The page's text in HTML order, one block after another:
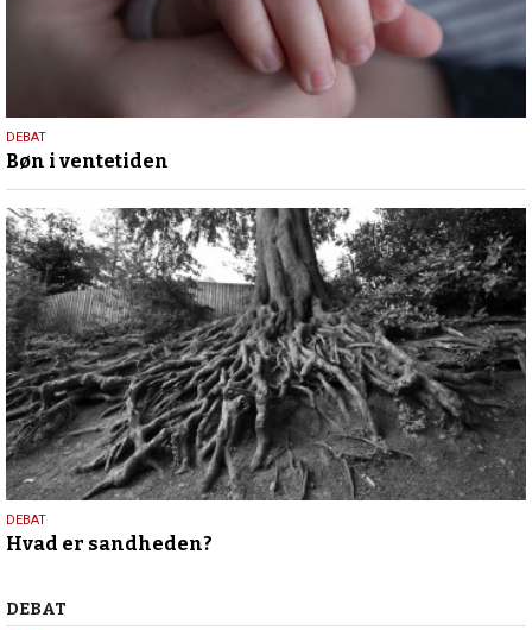
29.
april
2026
DEBAT
Bøn i ventetiden
23.
april
DEBAT
Hvad er sandheden?
Debat
DEBAT